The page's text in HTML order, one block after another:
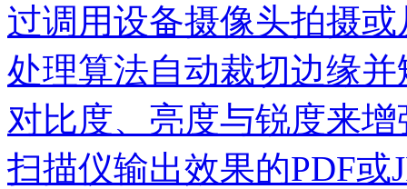
过调用设备摄像头拍摄
处理算法自动裁切边缘
对比度、亮度与锐度来
扫描仪输出效果的PDF或